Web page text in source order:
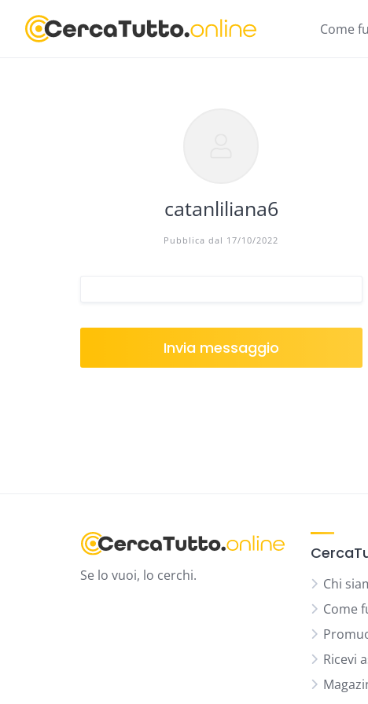
content
Come
catanliliana6
Pubblica dal 17/10/2022
Invia messaggio
Se lo vuoi, lo cerchi.
Chi
Come
Ricevi